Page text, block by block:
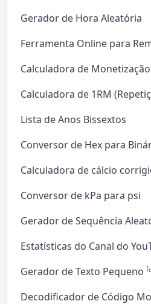
Gerador de Hora Aleatória
Ferramenta Online para
Calculadora de
Calculadora de 1RM
Lista de Anos Bissextos
Conversor de Hex para
Calculadora de cálcio
Conversor de kPa para psi
Gerador de Sequência
Estatísticas do Canal do
Gerador de Texto Pequeno
Decodificador de Código